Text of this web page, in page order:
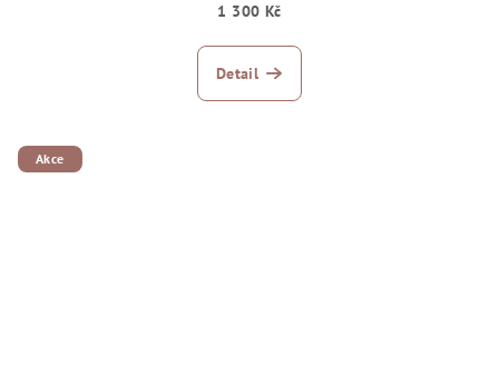
1 300 Kč
Detail
Akce